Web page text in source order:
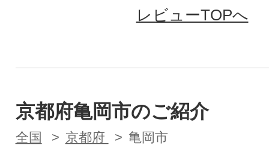
レビューTOPへ
京都府亀岡市のご紹介
全国 京都府 亀岡市